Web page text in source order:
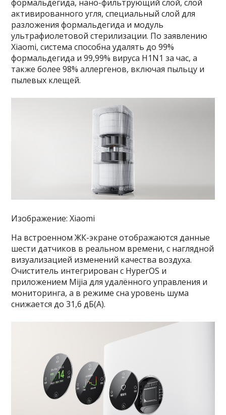
формальдегида, нано-фильтрующий слой, слой
активированного угля, специальный слой для
разложения формальдегида и модуль
ультрафиолетовой стерилизации. По заявлению
Xiaomi, система способна удалять до 99%
формальдегида и 99,99% вируса H1N1 за час, а
также более 98% аллергенов, включая пыльцу и
пылевых клещей.
Изображение: Xiaomi
На встроенном ЖК-экране отображаются данные
шести датчиков в реальном времени, с наглядной
визуализацией изменений качества воздуха.
Очиститель интегрирован с HyperOS и
приложением Mijia для удалённого управления и
мониторинга, а в режиме сна уровень шума
снижается до 31,6 дБ(A).